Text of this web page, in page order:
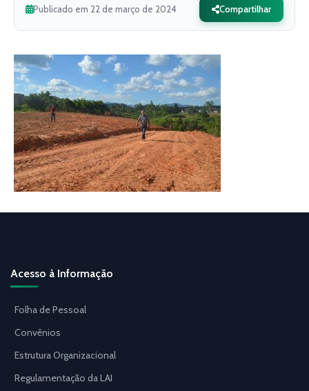
Publicado em 22 de março de 2024 Compartilhar
Acesso à Informação
Folha de Pessoal
Convênios
Estrutura Organizacional
Regulamentação da LAI